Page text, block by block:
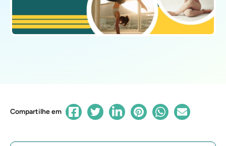
Compartilhe em